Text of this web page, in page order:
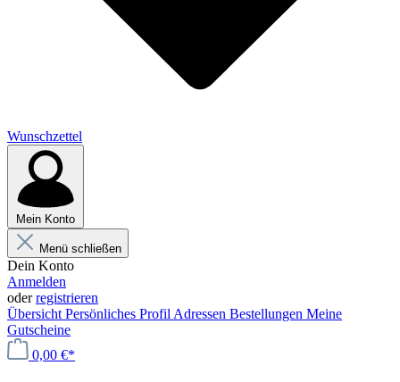
Wunschzettel
Mein Konto
Menü schließen
Dein Konto
Anmelden
oderregistrieren
Übersicht Persönliches Profil Adressen Bestellungen Meine
Gutscheine
0,00 €*